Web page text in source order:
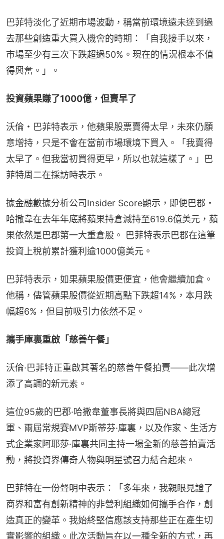
巴菲特淡化了近期市場波動，稱當前環境遠未達到過
去那些創造重大買入機會的時期：「自我接手以來，
市場至少有三次下跌超過50%。現在的情況根本不值
得興奮。」。
投資蘋果賺了1000億，但賣早了
沃倫・巴菲特表示，他蘋果股票賣得太早，未來仍願
意增持，只是不會在當前市場環境下買入。「我賣得
太早了。但我當初買得更早，所以也就這樣了。」巴
菲特周二在採訪時表示。
據金融數據分析公司Insider Score顯示，即便巴郡・
哈撒韋在去年年底將蘋果持倉減持至619.6億美元，蘋
果依然是巴郡第一大重倉股。 巴菲特表示巴郡在這筆
投資上稅前累計獲利逾1000億美元。
巴菲特表示，如果蘋果股價更便宜，他會繼續加倉。
他稱，儘管蘋果股價從近期高點下跌超14%，本月跌
幅超6%，但目前吸引力依然不足。
攜手庫裏重啟「慈善午餐」
沃倫·巴菲特正重啟其著名的慈善午餐拍賣——此次增
添了高調的新元素。
這位95歲的巴郡·哈撒韋董事長將與四屆NBA總冠
軍、兩屆常規賽MVP斯蒂芬·庫裏，以及作家、生活方
式企業家阿耶莎·庫裏共同主持一場全新的慈善拍賣活
動，將投資界傳奇人物與明星號召力結合起來。
巴菲特在一份聲明中表示：「多年來，我親眼見證了
商界和富有創新精神的非營利組織如何攜手合作，創
造真正的變革。我始終堅信應該支持那些正在產生切
實影響的組織。此次活動旨在以一種全新的方式，再